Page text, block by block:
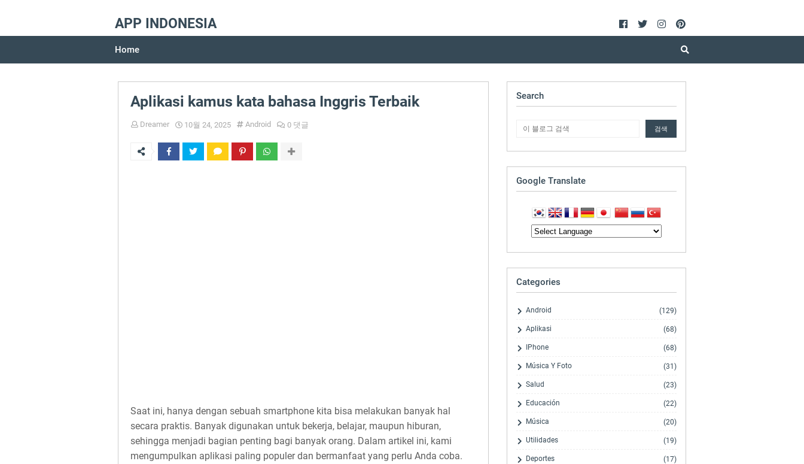
APP INDONESIA
Home
Aplikasi kamus kata bahasa Inggris Terbaik
Dreamer 10월 24, 2025 Android 0 댓글
Saat ini, hanya dengan sebuah smartphone kita bisa melakukan banyak hal
secara praktis. Banyak digunakan untuk bekerja, belajar, maupun hiburan,
sehingga menjadi bagian penting bagi banyak orang. Dalam artikel ini, kami
mengumpulkan aplikasi paling populer dan bermanfaat yang perlu Anda coba.
Search
Google Translate
Categories
Android (129)
Aplikasi (68)
IPhone (68)
Música Y Foto (31)
Salud (23)
Educación (22)
Música (20)
Utilidades (19)
Deportes (17)